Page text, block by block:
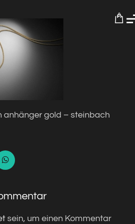
0
anhänger gold – steinbach
sein, um einen Kommentar